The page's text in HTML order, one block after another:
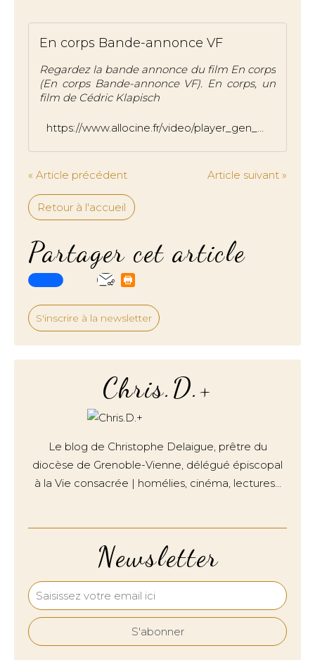
En corps Bande-annonce VF
Regardez la bande annonce du film En corps
(En corps Bande-annonce VF). En corps, un
film de Cédric Klapisch
https://www.allocine.fr/video/player_gen_cmedia=19595631&cfilm=287738.html
« Article précédent Article suivant »
Retour à l'accueil
Partager cet article
S'inscrire à la newsletter
Newsletter
Chris.D.+
Le blog de Christophe Delaigue, prêtre du
diocèse de Grenoble-Vienne, délégué épiscopal
à la Vie consacrée | homélies, cinéma, lectures…